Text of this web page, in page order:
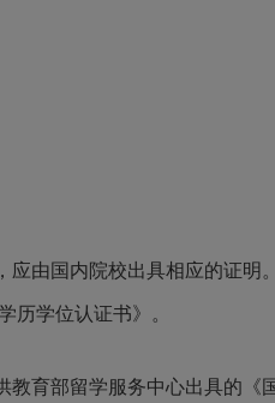
由国内院校出具相应的证
历学位认证书》。
育部留学服务中心出具的